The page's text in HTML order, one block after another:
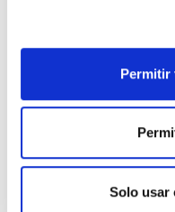
Permitir
Solo usar
CONDICIONES DE
EL COLEGIO DE
URGENCIAS DEL
COLEGIADAS/OS EN